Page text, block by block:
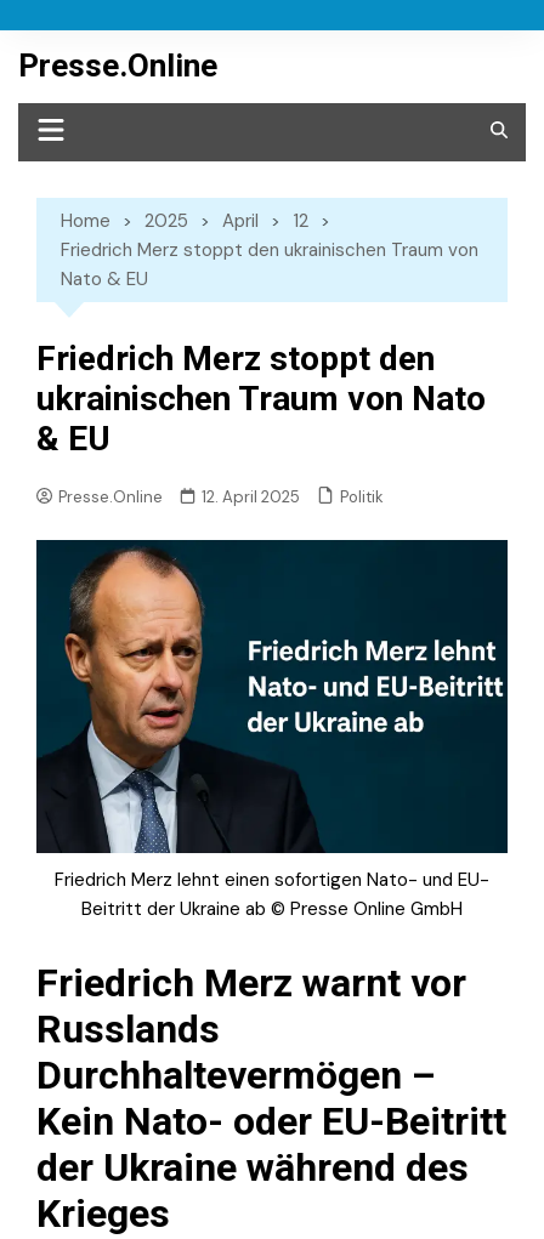
content
Presse.Online
Home 2025 April
12
Friedrich Merz stoppt den ukrainischen Traum von
Nato & EU
Friedrich Merz stoppt den
ukrainischen Traum von Nato
& EU
Presse.Online 12. April 2025 Politik
Friedrich Merz lehnt einen sofortigen Nato- und EU-
Beitritt der Ukraine ab © Presse Online GmbH
Friedrich Merz warnt vor
Russlands
Durchhaltevermögen –
Kein Nato- oder EU-Beitritt
der Ukraine während des
Krieges